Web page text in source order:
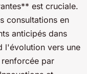
est cruciale.
consultations en
anticipés dans
l'évolution vers une
par